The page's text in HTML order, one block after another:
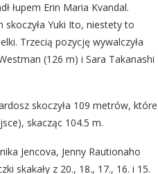
łupem Erin Maria Kvandal.
Yuki Ito, niestety to
Trzecią pozycję wywalczyła
(126 m) i Sara Takanashi
skoczyła 109 metrów, które
skacząc 104.5 m.
Jencova, Jenny Rautionaho
skakały z 20., 18., 17., 16. i 15.